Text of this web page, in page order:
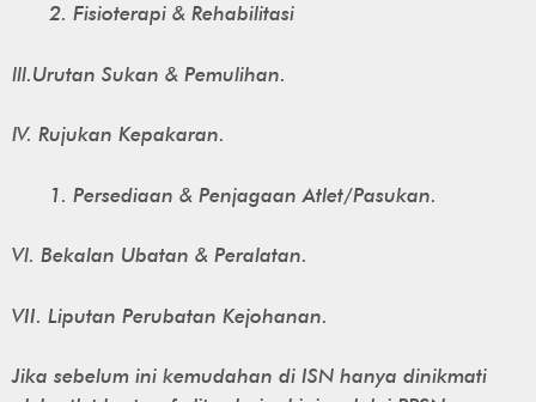
Fisioterapi & Rehabilitasi
lll.Urutan Sukan & Pemulihan.
lV. Rujukan Kepakaran.
Persediaan & Penjagaan Atlet/Pasukan.
Vl. Bekalan Ubatan & Peralatan.
VII. Liputan Perubatan Kejohanan.
Jika sebelum ini kemudahan di ISN hanya dinikmati